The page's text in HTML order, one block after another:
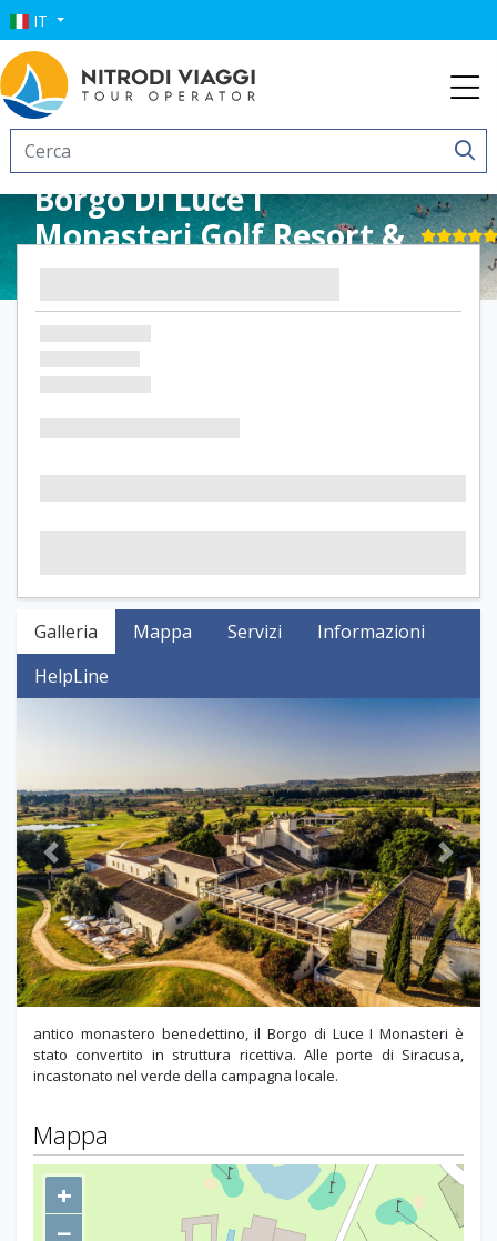
IT
Borgo Di Luce I
Monasteri Golf Resort &
Spa
Galleria Mappa Servizi
Informazioni
HelpLine
Previous Next
antico monastero benedettino, il Borgo di Luce I Monasteri è
stato convertito in struttura ricettiva. Alle porte di Siracusa,
incastonato nel verde della campagna locale.
Mappa
+
−